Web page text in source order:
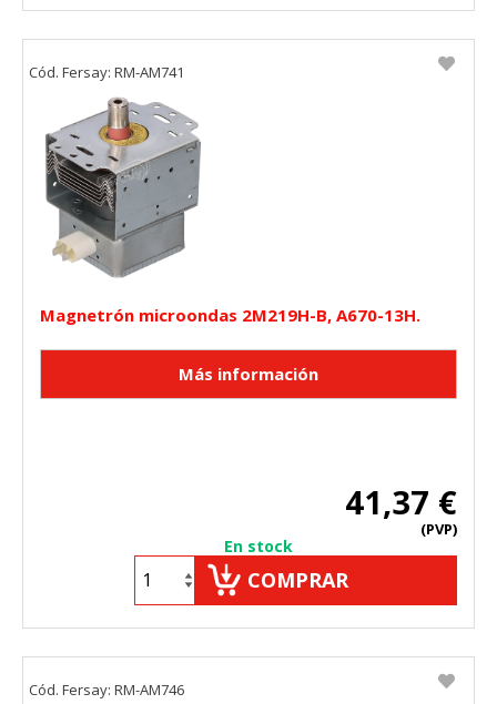
Magnetrón microondas 2M219H-B, A670-13H.
41,37 €
(PVP)
En stock
COMPRAR
Cód. Fersay: RM-AM741
Cód. Fersay: RM-AM746
_utma,_utmb,_utmc,_utmz,_utmt,_utmz,_atuvc,_atuvs, _ga,
Cookies dirigidas
Estas cookies pueden ser establecidas a través de nuestro
sitio por nuestros socios publicitarios. Pueden ser
utilizadas por esas empresas para crear un perfil de sus
intereses y mostrarle anuncios relevantes en otros sitios.
No almacenan directamente información personal, sino
que se basan en la identificación única de su navegador y
dispositivo de Internet.
_evAd, _evCoupon, _evSubscription, _evPromt
GUARDAR CONFIGURACIÓN
Puedes volver a configurar tus cookies desde la sección
"Configuración de cookies" al pie de la página. También puedes